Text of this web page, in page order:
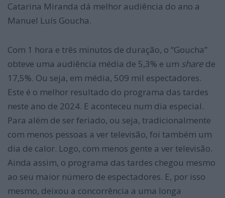
Catarina Miranda dá melhor audiência do ano a
Manuel Luís Goucha.
Com 1 hora e três minutos de duração, o “Goucha”
obteve uma audiência média de 5,3% e um share de
17,5%. Ou seja, em média, 509 mil espectadores.
Este é o melhor resultado do programa das tardes
neste ano de 2024. E aconteceu num dia especial.
Para além de ser feriado, ou seja, tradicionalmente
com menos pessoas a ver televisão, foi também um
dia de calor. Logo, com menos gente a ver televisão.
Ainda assim, o programa das tardes chegou mesmo
ao seu maior número de espectadores. E, por isso
mesmo, deixou a concorrência a uma longa